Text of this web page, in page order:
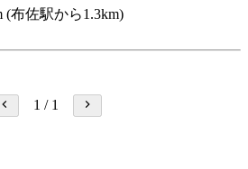
(布佐駅から1.3km)
1 / 1